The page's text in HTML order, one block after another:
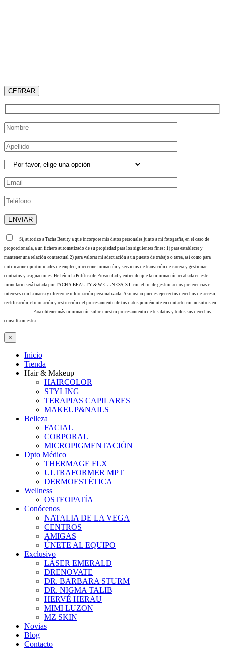
CERRAR
Sí, autorizo a Tacha Beauty a que incorpore mis datos personales junto a mi fotografía, en el caso de
proporcionarla, a un fichero automatizado de su propiedad para los siguientes fines: 1) para establecer y
mantener una relación contractual 2) para valorar mi adecuación a un puesto de trabajo o tarea, así como para
notificarme oportunidades de empleo, ofrecerme formación y servicios de transición de carrera y gestionar
contratos y asignaciones. He leído la Política de Privacidad y entiendo que la información recabada en este
formulario será tratada por TACHA BEAUTY & WELLNESS, S.L con el fin de gestionar mis preferencias e
intereses con la marca y ofrecerme información personalizada. Asimismo puedes ejercer tus derechos de acceso,
rectificación, eliminación y restricción del procesamiento de tus datos poniéndote en contacto con nosotros en
. Para obtener más información sobre nuestro procesamiento de tus datos y todos sus derechos,
consulta nuestra
.
×
Inicio
Tienda
Hair & Makeup
HAIRCOLOR
STYLING
TERAPIAS CAPILARES
MAKEUP&NAILS
Belleza
FACIAL
CORPORAL
MICROPIGMENTACIÓN
Dpto Médico
THERMAGE FLX
ULTRAFORMER MPT
DERMOESTÉTICA
Wellness
OSTEOPATÍA
Conócenos
NATALIA DE LA VEGA
CENTROS
AMIGAS
ÚNETE AL EQUIPO
Exclusivo
LÁSER EMERALD
DRENOVATE
DR. BARBARA STURM
DR. NIGMA TALIB
HERVÉ HERAU
MIMI LUZON
MZ SKIN
Novias
Blog
Contacto